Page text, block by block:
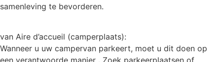
samenleving te bevorderen.
van Aire d’accueil (camperplaats):
Wanneer u uw campervan parkeert, moet u dit doen op